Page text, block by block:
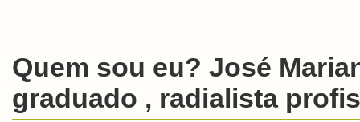
Quem sou eu? José
graduado , radialista